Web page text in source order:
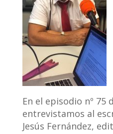
En el episodio nº 75
entrevistamos al
Jesús Fernández,